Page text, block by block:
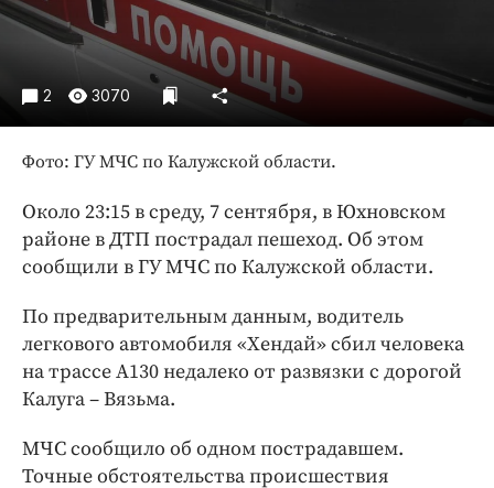
Экономика и бизнес
ПРОЕКТЫ
Блоги
Издания
Медиаперсона
Клиника года
Бренд года
2 3070
Фото: ГУ МЧС по Калужской области.
Около 23:15 в среду, 7 сентября, в Юхновском
районе в ДТП пострадал пешеход. Об этом
сообщили в ГУ МЧС по Калужской области.
По предварительным данным, водитель
легкового автомобиля «Хендай» сбил человека
на трассе А130 недалеко от развязки с дорогой
Калуга – Вязьма.
МЧС сообщило об одном пострадавшем.
Точные обстоятельства происшествия